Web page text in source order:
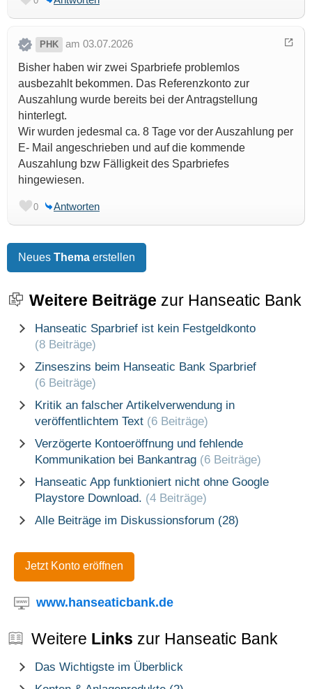
PHK
am 03.07.2026
Bisher haben wir zwei Sparbriefe problemlos
ausbezahlt bekommen. Das Referenzkonto zur
Auszahlung wurde bereits bei der Antragstellung
hinterlegt.
Wir wurden jedesmal ca. 8 Tage vor der Auszahlung per
E- Mail angeschrieben und auf die kommende
Auszahlung bzw Fälligkeit des Sparbriefes
hingewiesen.
0 Antworten
Neues Thema erstellen
Weitere Beiträge zur Hanseatic Bank
Hanseatic Sparbrief ist kein Festgeldkonto
(8 Beiträge)
Zinseszins beim Hanseatic Bank Sparbrief
(6 Beiträge)
Kritik an falscher Artikelverwendung in
veröffentlichtem Text (6 Beiträge)
Verzögerte Kontoeröffnung und fehlende
Kommunikation bei Bankantrag (6 Beiträge)
Hanseatic App funktioniert nicht ohne Google
Playstore Download. (4 Beiträge)
Alle Beiträge im Diskussionsforum (28)
Jetzt Konto eröffnen
www.hanseaticbank.de
Weitere Links zur Hanseatic Bank
Das Wichtigste im Überblick